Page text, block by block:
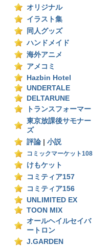
オリジナル
イラスト集
同人グッズ
ハンドメイド
海外アニメ
アメコミ
Hazbin Hotel
UNDERTALE
DELTARUNE
トランスフォーマー
東京放課後サモナー
ズ
評論
小説
コミックマーケット108
けもケット
コミティア157
コミティア156
UNLIMITED EX
TOON MIX
オールヘイルセイバ
ートロン
J.GARDEN